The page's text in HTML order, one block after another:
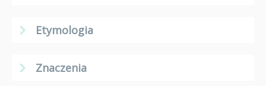
Etymologia
Znaczenia